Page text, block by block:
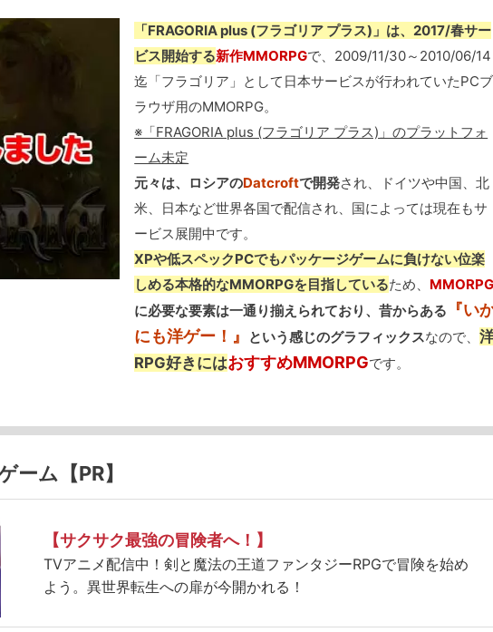
「FRAGORIA plus (フラゴリア プラス)」は、2017/春サー
ビス開始する新作MMORPGで、2009/11/30～2010/06/14
迄「フラゴリア」として日本サービスが行われていたPCブ
ラウザ用のMMORPG。
※「FRAGORIA plus (フラゴリア プラス)」のプラットフォ
ーム未定
元々は、ロシアのDatcroftで開発され、ドイツや中国、北
米、日本など世界各国で配信され、国によっては現在もサ
ービス展開中です。
XPや低スペックPCでもパッケージゲームに負けない位楽
しめる本格的なMMORPGを目指しているため、 MMORPG
に必要な要素は一通り揃えられており、昔からある
『い
にも洋ゲー！』
という感じのグラフィックスなので、
RPG好きにはおすすめMMORPGです。
ーム【PR】
【サクサク最強の冒険者へ！】
TVアニメ配信中！剣と魔法の王道ファンタジーRPGで冒険を始め
よう。異世界転生への扉が今開かれる！